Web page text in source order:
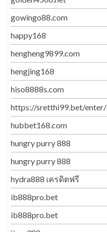
gowingo88.com
happy168
hengheng9899.com
hengjing168
hiso8888s.com
https://sretthi99.bet/enter/
hubbet168.com
hungry purry 888
hungry purry 888
hydra888 เครดิตฟรี
ib888pro.bet
ib888pro.bet